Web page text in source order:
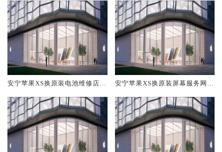
安宁苹果XS换原装电池维修店大
安宁苹果XS换原装屏幕服务网点